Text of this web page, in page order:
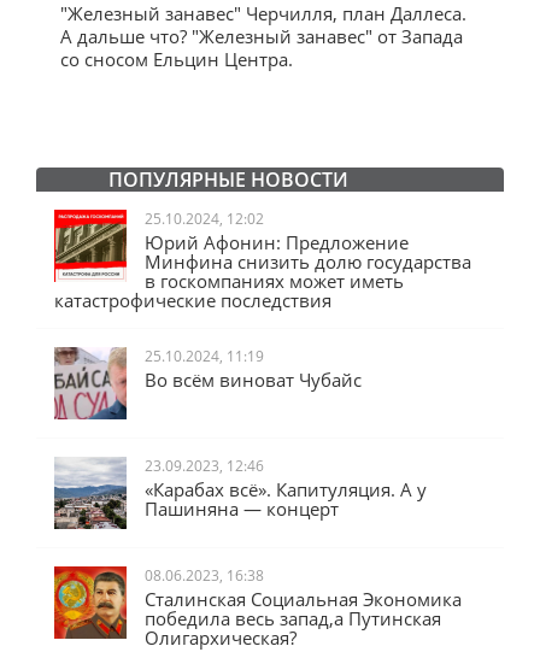
"Железный занавес" Черчилля, план Даллеса.
А дальше что? "Железный занавес" от Запада
со сносом Ельцин Центра.
ПОПУЛЯРНЫЕ НОВОСТИ
25.10.2024, 12:02
Юрий Афонин: Предложение
Минфина снизить долю государства
в госкомпаниях может иметь
катастрофические последствия
25.10.2024, 11:19
Во всём виноват Чубайс
23.09.2023, 12:46
«Карабах всё». Капитуляция. А у
Пашиняна — концерт
08.06.2023, 16:38
Сталинская Социальная Экономика
победила весь запад,а Путинская
Олигархическая?